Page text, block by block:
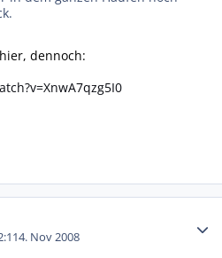
dennoch:
4. Nov 2008